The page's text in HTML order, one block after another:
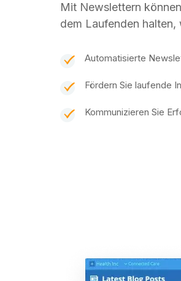
Mit Newslettern
dem Laufenden
Automatisierte
Fördern Sie laufende
Kommunizieren Sie